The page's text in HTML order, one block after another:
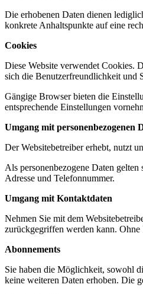
Die erhobenen Daten dienen
konkrete Anhaltspunkte auf eine
Cookies
Diese Website verwendet Cookies.
sich die Benutzerfreundlichkeit und
Gängige Browser bieten die
entsprechende Einstellungen
Umgang mit personenbezogenen
Der Websitebetreiber erhebt, nutzt
Als personenbezogene Daten
Adresse und Telefonnummer.
Umgang mit Kontaktdaten
Nehmen Sie mit dem
zurückgegriffen werden kann.
Abonnements
Sie haben die Möglichkeit, sowohl
keine weiteren Daten erhoben. Die